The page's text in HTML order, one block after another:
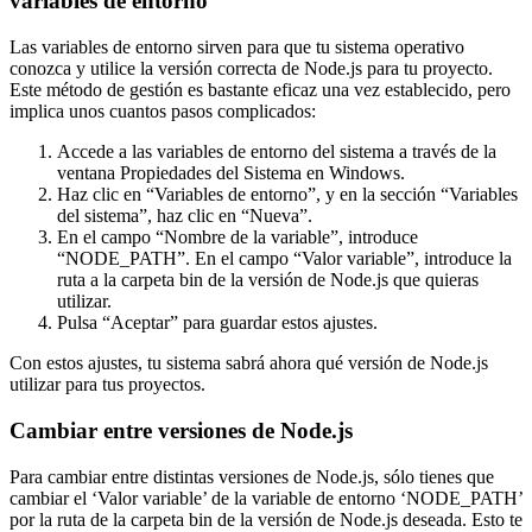
Las variables de entorno sirven para que tu sistema operativo
conozca y utilice la versión correcta de Node.js para tu proyecto.
Este método de gestión es bastante eficaz una vez establecido, pero
implica unos cuantos pasos complicados:
Accede a las variables de entorno del sistema a través de la
ventana Propiedades del Sistema en Windows.
Haz clic en “Variables de entorno”, y en la sección “Variables
del sistema”, haz clic en “Nueva”.
En el campo “Nombre de la variable”, introduce
“NODE_PATH”. En el campo “Valor variable”, introduce la
ruta a la carpeta bin de la versión de Node.js que quieras
utilizar.
Pulsa “Aceptar” para guardar estos ajustes.
Con estos ajustes, tu sistema sabrá ahora qué versión de Node.js
utilizar para tus proyectos.
Cambiar entre versiones de Node.js
Para cambiar entre distintas versiones de Node.js, sólo tienes que
cambiar el ‘Valor variable’ de la variable de entorno ‘NODE_PATH’
por la ruta de la carpeta bin de la versión de Node.js deseada. Esto te